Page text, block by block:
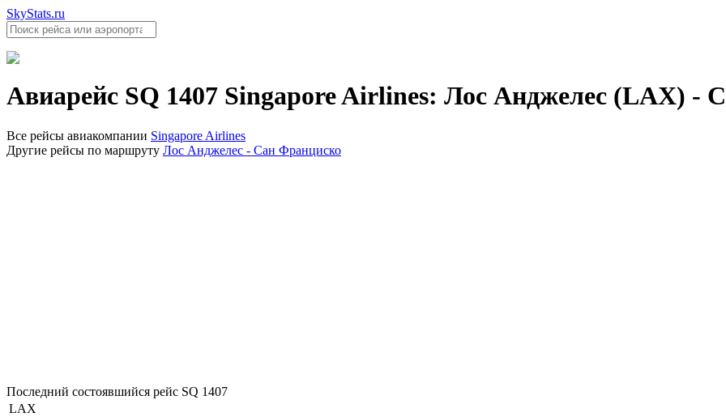
SkyStats.ru
Авиарейс SQ 1407 Singapore Airlines: Лос Анджелес (LAX) -
Все рейсы авиакомпании Singapore Airlines
Другие рейсы по маршруту Лос Анджелес - Сан Франциско
Последний состоявшийся рейс SQ 1407
LAX